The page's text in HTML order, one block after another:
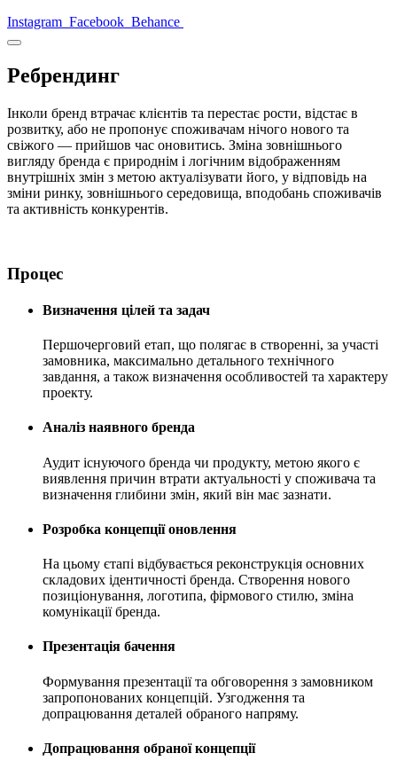
Instagram Facebook Behance
Ребрендинг
Інколи бренд втрачає клієнтів та перестає рости, відстає в
розвитку, або не пропонує споживачам нічого нового та
свіжого — прийшов час оновитись. Зміна зовнішнього
вигляду бренда є природнім і логічним відображенням
внутрішніх змін з метою актуалізувати його, у відповідь на
зміни ринку, зовнішнього середовища, вподобань споживачів
та активність конкурентів.
Процес
Визначення цілей та задач
Першочерговий етап, що полягає в створенні, за участі
замовника, максимально детального технічного
завдання, а також визначення особливостей та характеру
проекту.
Аналіз наявного бренда
Аудит існуючого бренда чи продукту, метою якого є
виявлення причин втрати актуальності у споживача та
визначення глибини змін, який він має зазнати.
Розробка концепції оновлення
На цьому єтапі відбувається реконструкція основних
складових ідентичності бренда. Створення нового
позиціонування, логотипа, фірмового стилю, зміна
комунікації бренда.
Презентація бачення
Формування презентації та обговорення з замовником
запропонованих концепцій. Узгодження та
допрацювання деталей обраного напряму.
Допрацювання обраної концепції